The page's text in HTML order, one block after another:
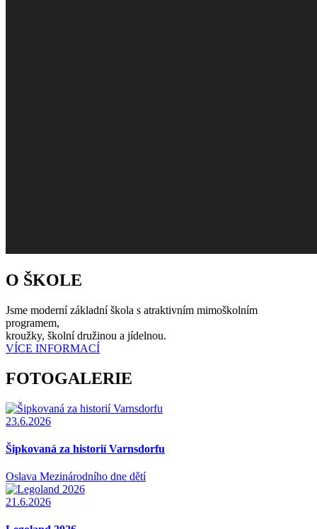
O ŠKOLE
Jsme moderní základní škola s atraktivním mimoškolním
programem,
kroužky, školní družinou a jídelnou.
VÍCE INFORMACÍ
FOTOGALERIE
23.6.2026
Šipkovaná za historií Varnsdorfu
Oslava Mezinárodního dne dětí
21.6.2026